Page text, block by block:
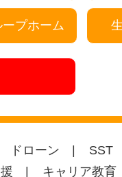
プホーム
ドローン SST
キャリア教育